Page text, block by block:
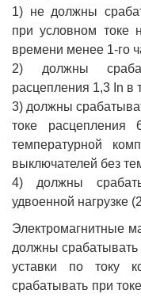
1) не должны
при условном токе
времени менее 1-го
2) должны
расцепления 1,3 In в
3) должны
токе
температурной
выключателей без
4) должны
удвоенной нагрузке
Электромагнитные
должны
уставки по току
срабатывать при